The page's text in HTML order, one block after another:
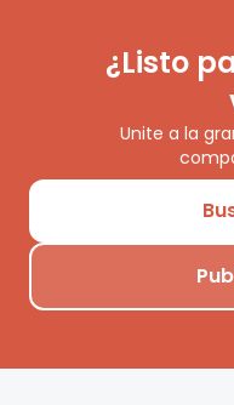
¿Listo
Unite a la